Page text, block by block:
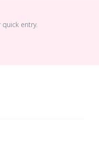
entry.